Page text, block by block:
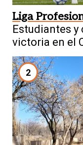
Liga
Estudiantes
victoria en el
2